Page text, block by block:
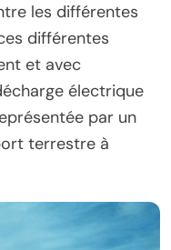
les différentes
différentes
et avec
électrique
par un
terrestre à